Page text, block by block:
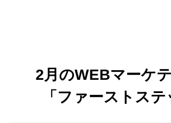
2月のWEBマーケ
「ファーストステ